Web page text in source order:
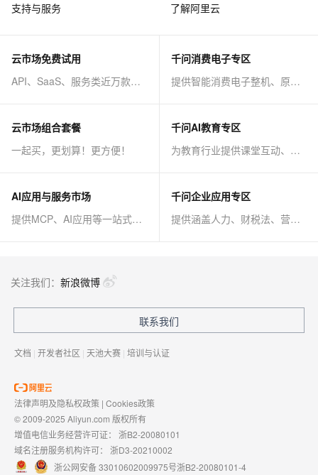
支持与服务 了解阿里云
云市场免费试用
API、SaaS、服务类近万款商品免费试！
千问消费电子专区
提供智能消费电子整机、原子能力等AI方案
云市场组合套餐
一起买，更划算！更方便！
千问AI教育专区
为教育行业提供课堂互动、课程制作等AI方案
AI应用与服务市场
提供MCP、AI应用等一站式AI解决方案
千问企业应用专区
提供涵盖人力、财税法、营销、客服等AI方案
关注我们： 新浪微博
联系我们
文档 | 开发者社区 | 天池大赛 | 培训与认证
法律声明及隐私权政策 | Cookies政策
© 2009-2025 Aliyun.com 版权所有
增值电信业务经营许可证： 浙B2-20080101
域名注册服务机构许可： 浙D3-20210002
浙公网安备 33010602009975号浙B2-20080101-4